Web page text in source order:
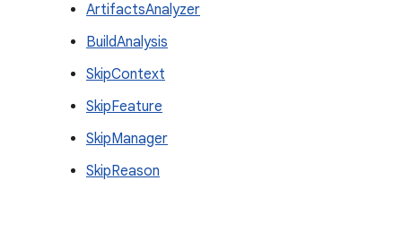
ArtifactsAnalyzer
BuildAnalysis
SkipContext
SkipFeature
SkipManager
SkipReason